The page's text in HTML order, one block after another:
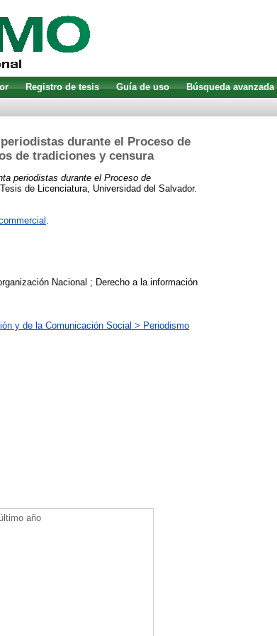
Registro de tesis Guía de uso
Búsqueda avanzada
durante el Proceso de
de tradiciones y censura
periodistas durante el Proceso de
Tesis de Licenciatura, Universidad del Salvador.
.
Nacional ; Derecho a la información
y de la Comunicación Social > Periodismo
año